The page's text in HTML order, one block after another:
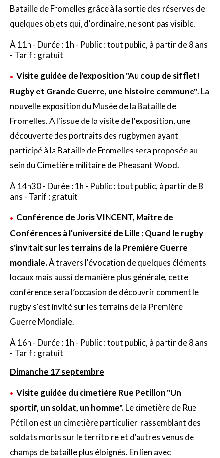
Bataille de Fromelles grâce à la sortie des réserves de
quelques objets qui, d'ordinaire, ne sont pas visible.
À 11h - Durée : 1h - Public : tout public, à partir de 8 ans
- Tarif : gratuit
Visite guidée de l'exposition "Au coup de sifflet!
Rugby et Grande Guerre, une histoire commune". La
nouvelle exposition du Musée de la Bataille de
Fromelles. A l'issue de la visite de l'exposition, une
découverte des portraits des rugbymen ayant
participé à la Bataille de Fromelles sera proposée au
sein du Cimetière militaire de Pheasant Wood.
À 14h30 - Durée : 1h - Public : tout public, à partir de 8
ans - Tarif : gratuit
Conférence de Joris VINCENT, Maître de
Conférences à l'université de Lille : Quand le rugby
s'invitait sur les terrains de la Première Guerre
mondiale.À travers l'évocation de quelques éléments
locaux mais aussi de manière plus générale, cette
conférence sera l’occasion de découvrir comment le
rugby s'est invité sur les terrains de la Première
Guerre Mondiale.
À 16h - Durée : 1h - Public : tout public, à partir de 8 ans
- Tarif : gratuit
Dimanche 17 septembre
Visite guidée du cimetière Rue Petillon "Un
sportif, un soldat, un homme".Le cimetière de Rue
Pétillon est un cimetière particulier, rassemblant des
soldats morts sur le territoire et d'autres venus de
champs de bataille plus éloignés. En lien avec